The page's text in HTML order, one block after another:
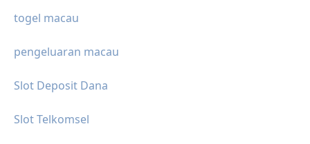
togel macau
pengeluaran macau
Slot Deposit Dana
Slot Telkomsel